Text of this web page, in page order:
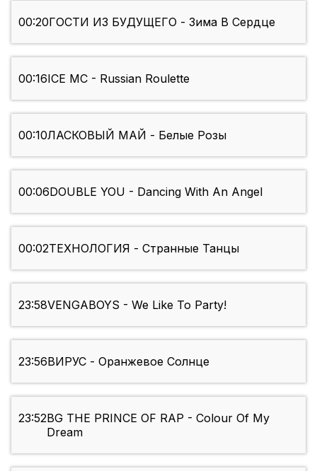
00:20ГОСТИ ИЗ БУДУЩЕГО - Зима В Сердце
00:16ICE MC - Russian Roulette
00:10ЛАСКОВЫЙ МАЙ - Белые Розы
00:06DOUBLE YOU - Dancing With An Angel
00:02ТЕХНОЛОГИЯ - Странные Танцы
23:58VENGABOYS - We Like To Party!
23:56ВИРУС - Оранжевое Солнце
23:52BG THE PRINCE OF RAP - Colour Of My
Dream